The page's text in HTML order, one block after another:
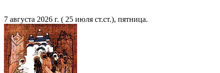
7 августа 2026 г. ( 25 июля ст.ст.), пятница.